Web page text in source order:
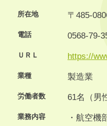
所在地 〒485-
電話 0568-79-
ＵＲＬ https://
業種 製造業
労働者数 61名（男
業務内容
・航空機